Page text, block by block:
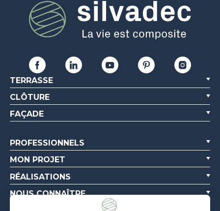
TERRASSE
CLÔTURE
FAÇADE
PROFESSIONNELS
MON PROJET
RÉALISATIONS
NOUS CONNAÎTRE